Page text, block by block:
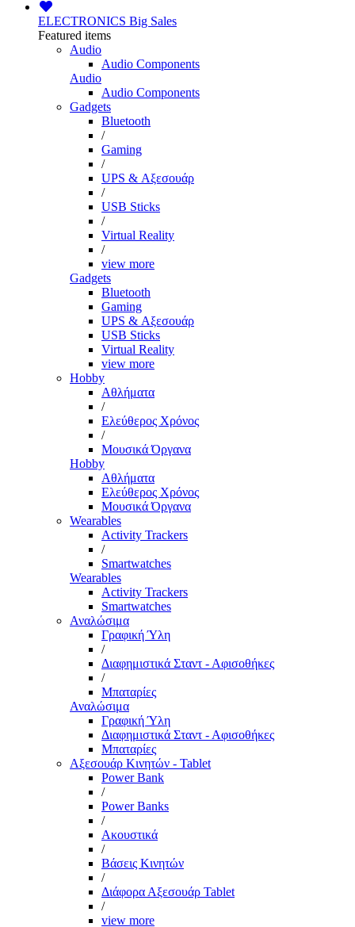
ELECTRONICS Big Sales
Featured items
Audio
Audio Components
Audio
Audio Components
Gadgets
Bluetooth
/
Gaming
/
UPS & Αξεσουάρ
/
USB Sticks
/
Virtual Reality
/
view more
Gadgets
Bluetooth
Gaming
UPS & Αξεσουάρ
USB Sticks
Virtual Reality
view more
Hobby
Αθλήματα
/
Ελεύθερος Χρόνος
/
Μουσικά Όργανα
Hobby
Αθλήματα
Ελεύθερος Χρόνος
Μουσικά Όργανα
Wearables
Activity Trackers
/
Smartwatches
Wearables
Activity Trackers
Smartwatches
Αναλώσιμα
Γραφική Ύλη
/
Διαφημιστικά Σταντ - Αφισοθήκες
/
Μπαταρίες
Αναλώσιμα
Γραφική Ύλη
Διαφημιστικά Σταντ - Αφισοθήκες
Μπαταρίες
Αξεσουάρ Κινητών - Tablet
Power Bank
/
Power Banks
/
Ακουστικά
/
Βάσεις Κινητών
/
Διάφορα Αξεσουάρ Tablet
/
view more